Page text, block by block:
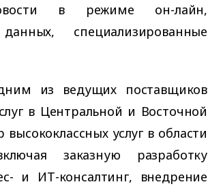
в режиме он-лайн,
специализированные
из ведущих поставщиков
в Центральной и Восточной
услуг в области
заказную разработку
и ИТ-консалтинг, внедрение